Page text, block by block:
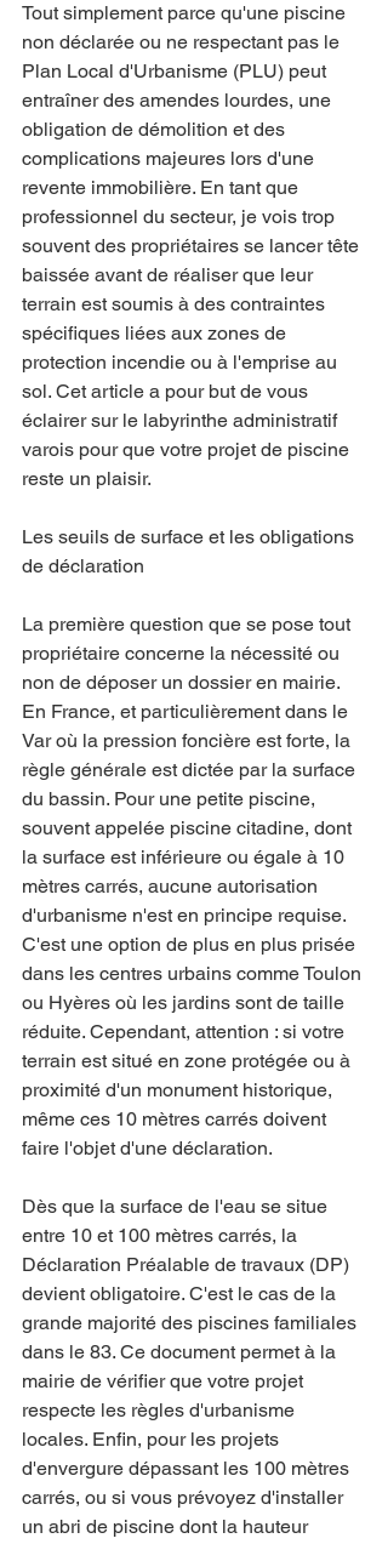
Tout simplement parce qu'une piscine
non déclarée ou ne respectant pas le
Plan Local d'Urbanisme (PLU) peut
entraîner des amendes lourdes, une
obligation de démolition et des
complications majeures lors d'une
revente immobilière. En tant que
professionnel du secteur, je vois trop
souvent des propriétaires se lancer tête
baissée avant de réaliser que leur
terrain est soumis à des contraintes
spécifiques liées aux zones de
protection incendie ou à l'emprise au
sol. Cet article a pour but de vous
éclairer sur le labyrinthe administratif
varois pour que votre projet de piscine
reste un plaisir.
Les seuils de surface et les obligations
de déclaration
La première question que se pose tout
propriétaire concerne la nécessité ou
non de déposer un dossier en mairie.
En France, et particulièrement dans le
Var où la pression foncière est forte, la
règle générale est dictée par la surface
du bassin. Pour une petite piscine,
souvent appelée piscine citadine, dont
la surface est inférieure ou égale à 10
mètres carrés, aucune autorisation
d'urbanisme n'est en principe requise.
C'est une option de plus en plus prisée
dans les centres urbains comme Toulon
ou Hyères où les jardins sont de taille
réduite. Cependant, attention : si votre
terrain est situé en zone protégée ou à
proximité d'un monument historique,
même ces 10 mètres carrés doivent
faire l'objet d'une déclaration.
Dès que la surface de l'eau se situe
entre 10 et 100 mètres carrés, la
Déclaration Préalable de travaux (DP)
devient obligatoire. C'est le cas de la
grande majorité des piscines familiales
dans le 83. Ce document permet à la
mairie de vérifier que votre projet
respecte les règles d'urbanisme
locales. Enfin, pour les projets
d'envergure dépassant les 100 mètres
carrés, ou si vous prévoyez d'installer
un abri de piscine dont la hauteur